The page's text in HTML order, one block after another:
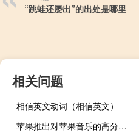
“跳蛙还屡出”的出处是哪里
相关问题
相信英文动词（相信英文）
苹果推出对苹果音乐的高分辨率无损音频和空间音频支持